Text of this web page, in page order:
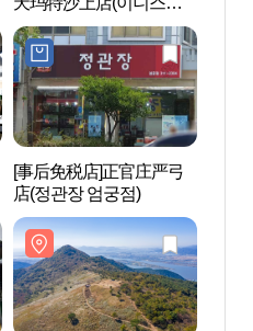
리 롯데마트 사상점)
[事后免税店]正官庄严弓
店(정관장 엄궁점)